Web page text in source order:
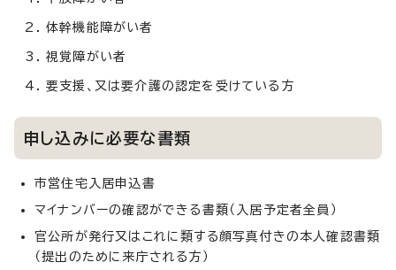
体幹機能障がい者
視覚障がい者
要支援、又は要介護の認定を受けている方
申し込みに必要な書類
市営住宅入居申込書
マイナンバーの確認ができる書類（入居予定者全員）
官公所が発行又はこれに類する顔写真付きの本人確認書類
（提出のために来庁される方）